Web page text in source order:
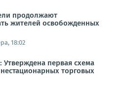
продолжают
жителей освобожденных
18:02
Утверждена первая схема
торговых